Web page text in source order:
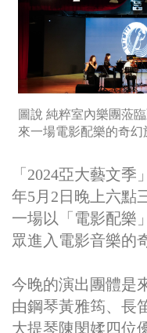
圖說 純粹室內樂團蒞
來一場電影配樂的奇幻
「 2024亞大藝文季
年5月 2 日晚上六點
一場以「電影配樂
眾進入電影音樂的
今晚的演出團體是
由鋼琴黃雅筠、長
大提琴陳閔媃四位